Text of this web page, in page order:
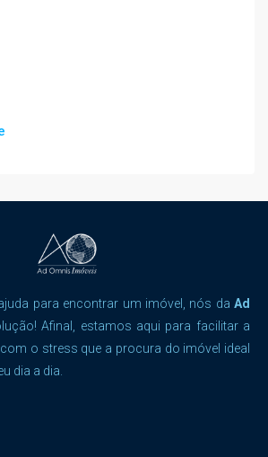
para encontrar um imóvel, nós da Ad
Afinal, estamos aqui para facilitar a
o stress que a procura do imóvel ideal
dia a dia.